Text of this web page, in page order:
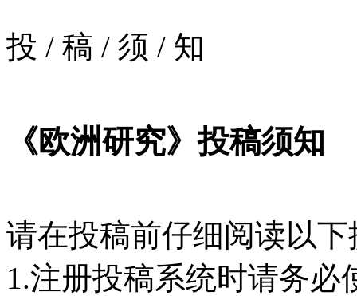
投 / 稿 / 须 / 知
《欧洲研究》投稿须知
请在投稿前仔细阅读以下
1.注册投稿系统时请务